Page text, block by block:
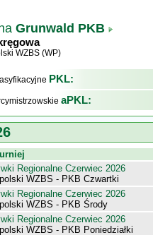
Grunwald PKB
WZBS (WP)
PKL:
aPKL:
Regionalne Czerwiec 2026
WZBS - PKB Czwartki
Regionalne Czerwiec 2026
WZBS - PKB Środy
Regionalne Czerwiec 2026
WZBS - PKB Poniedziałki